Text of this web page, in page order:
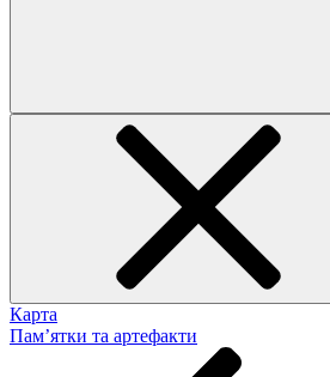
Карта
Пам’ятки та артефакти